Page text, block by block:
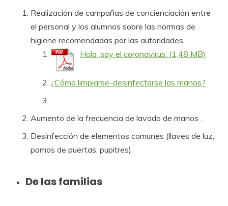
Realización de campañas de concienciación entre
el personal y los alumnos sobre las normas de
higiene recomendadas por las autoridades.
Hola ,soy el coronavirus.
¿Cómo limpiarse-desinfectarse las manos?
Aumento de la frecuencia de lavado de manos .
Desinfección de elementos comunes (llaves de luz,
pomos de puertas, pupitres)
De las familias